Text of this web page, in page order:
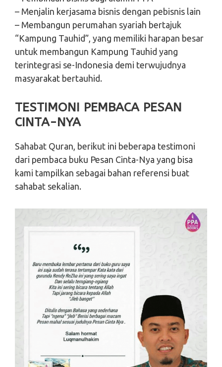
– Menjalin kerjasama bisnis dengan pebisnis lain
– Membangun perumahan syariah bertajuk
“Kampung Tauhid”, yang memiliki harapan besar
untuk membangun Kampung Tauhid yang
terintegrasi se-Indonesia demi terwujudnya
masyarakat bertauhid.
TESTIMONI PEMBACA PESAN
CINTA-NYA
Sahabat Quran, berikut ini beberapa testimoni
dari pembaca buku Pesan Cinta-Nya yang bisa
kami tampilkan sebagai bahan referensi buat
sahabat sekalian.